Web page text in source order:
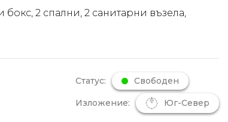
бокс, 2 спални, 2 санитарни възела,
Статус: Свободен
Изложение: Юг-Север